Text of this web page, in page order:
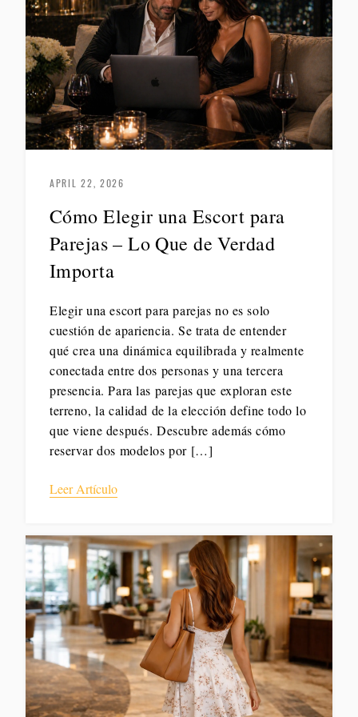
APRIL 22, 2026
Cómo Elegir una Escort para
Parejas – Lo Que de Verdad
Importa
Elegir una escort para parejas no es solo
cuestión de apariencia. Se trata de entender
qué crea una dinámica equilibrada y realmente
conectada entre dos personas y una tercera
presencia. Para las parejas que exploran este
terreno, la calidad de la elección define todo lo
que viene después. Descubre además cómo
reservar dos modelos por […]
Leer Artículo